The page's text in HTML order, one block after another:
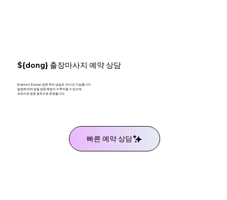
${dong} 출장마사지 예약 상담
${district} ${dong} 방문 케어 상담은 24시간 가능합니다.
일정에 따라 당일 방문 배정이 이루어질 수 있으며,
프라이빗 방문 원칙으로 운영됩니다.
빠른 예약 상담